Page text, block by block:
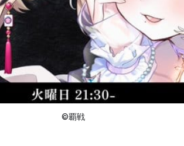
©覇戦